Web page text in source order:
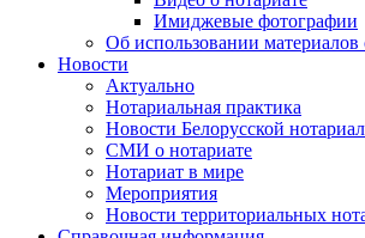
Имиджевые фотографии
Об использовании материалов
Новости
Актуально
Нотариальная практика
Новости Белорусской
СМИ о нотариате
Нотариат в мире
Мероприятия
Новости территориальных